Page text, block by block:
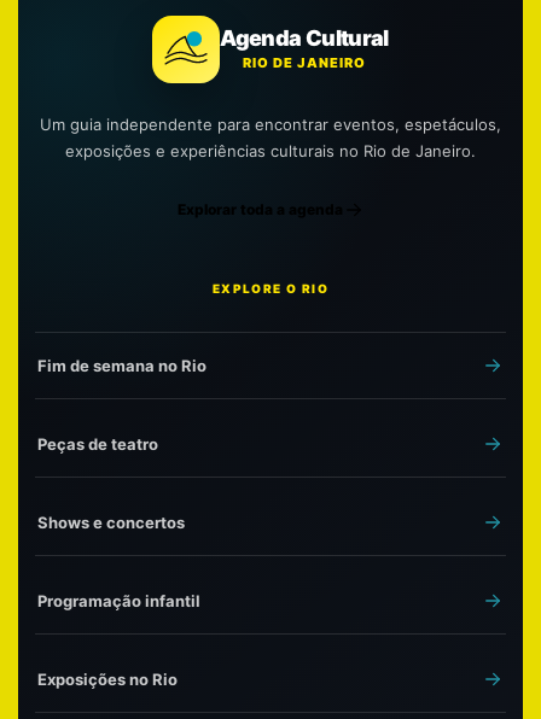
Agenda Cultural
RIO DE JANEIRO
Um guia independente para encontrar eventos, espetáculos,
exposições e experiências culturais no Rio de Janeiro.
Explorar toda a agenda
EXPLORE O RIO
Fim de semana no Rio
Peças de teatro
Shows e concertos
Programação infantil
Exposições no Rio